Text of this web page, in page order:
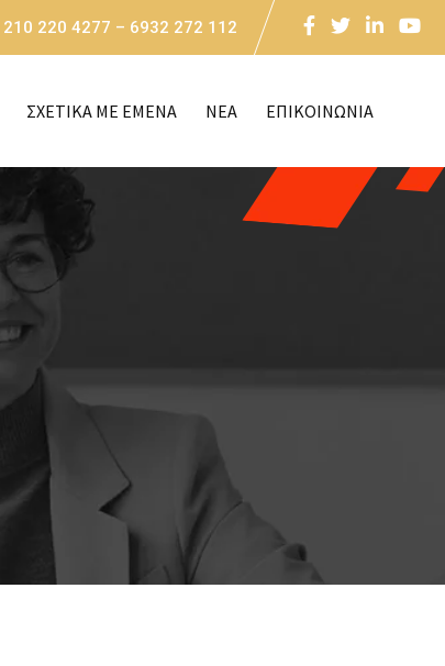
210 220 4277 – 6932 272 112
ΣΧΕΤΙΚΑ ΜΕ ΕΜΕΝΑ NEA ΕΠΙΚΟΙΝΩΝΙΑ